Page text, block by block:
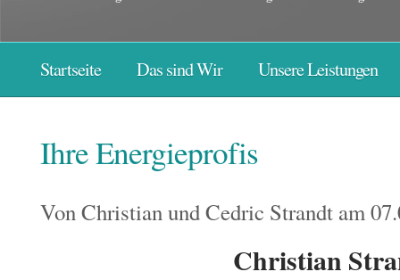
Startseite Das sind Wir Unsere Leistungen
Ihre Energieprofis
Von Christian und Cedric Strandt am
Christian